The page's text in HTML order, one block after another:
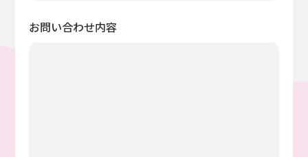
お問い合わせ内容